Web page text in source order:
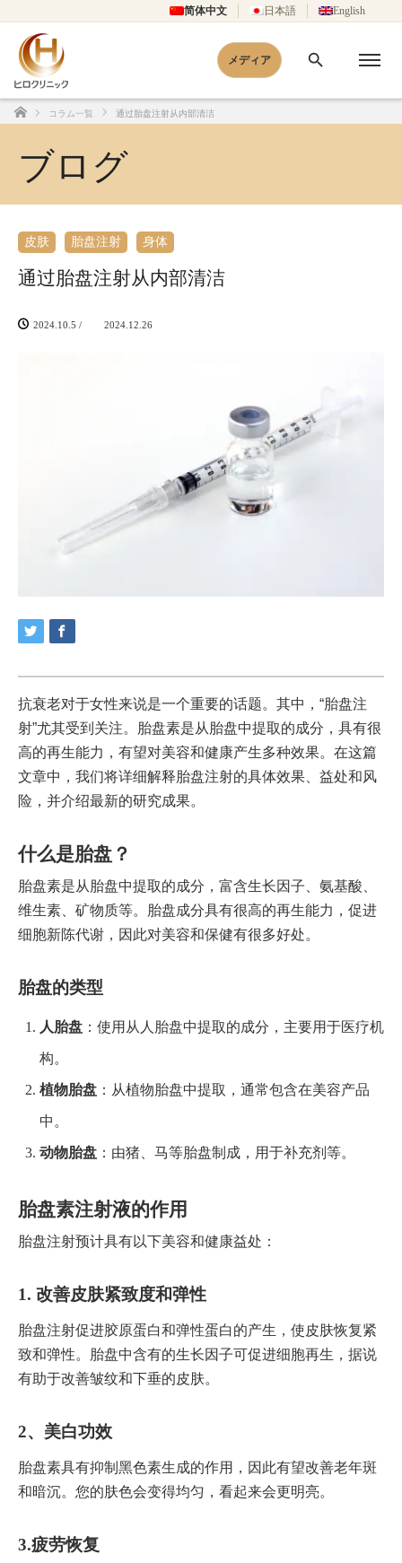
简体中文 日本語 English
メディア
Home
コラム一覧 通过胎盘注射从内部清洁
ブログ
皮肤 胎盘注射 身体
通过胎盘注射从内部清洁
2024.10.5 / 2024.12.26
抗衰老对于女性来说是一个重要的话题。其中，“胎盘注
射”尤其受到关注。胎盘素是从胎盘中提取的成分，具有很
高的再生能力，有望对美容和健康产生多种效果。在这篇
文章中，我们将详细解释胎盘注射的具体效果、益处和风
险，并介绍最新的研究成果。
什么是胎盘？
胎盘素是从胎盘中提取的成分，富含生长因子、氨基酸、
维生素、矿物质等。胎盘成分具有很高的再生能力，促进
细胞新陈代谢，因此对美容和保健有很多好处。
胎盘的类型
人胎盘 ：使用从人胎盘中提取的成分，主要用于医疗机
构。
植物胎盘 ：从植物胎盘中提取，通常包含在美容产品
中。
动物胎盘 ：由猪、马等胎盘制成，用于补充剂等。
胎盘素注射液的作用
胎盘注射预计具有以下美容和健康益处：
1. 改善皮肤紧致度和弹性
胎盘注射促进胶原蛋白和弹性蛋白的产生，使皮肤恢复紧
致和弹性。胎盘中含有的生长因子可促进细胞再生，据说
有助于改善皱纹和下垂的皮肤。
2、美白功效
胎盘素具有抑制黑色素生成的作用，因此有望改善老年斑
和暗沉。您的肤色会变得均匀，看起来会更明亮。
3.疲劳恢复